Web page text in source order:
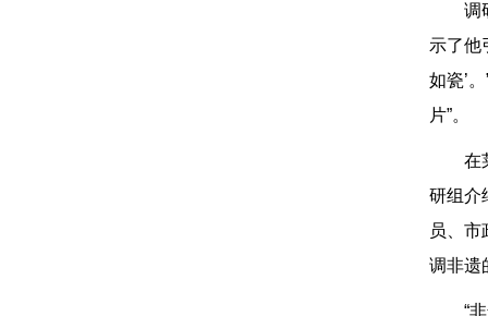
调
示了他
如瓷’
片”。
在
研组介
员、市
调非遗
“